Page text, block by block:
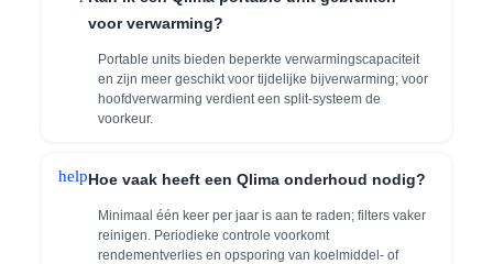
voor verwarming?
Portable units bieden beperkte verwarmingscapaciteit
en zijn meer geschikt voor tijdelijke bijverwarming; voor
hoofdverwarming verdient een split-systeem de
voorkeur.
helpHoe vaak heeft een Qlima onderhoud nodig?
Minimaal één keer per jaar is aan te raden; filters vaker
reinigen. Periodieke controle voorkomt
rendementverlies en opsporing van koelmiddel- of